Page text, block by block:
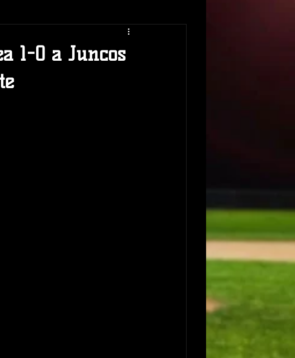
1-0 a Juncos